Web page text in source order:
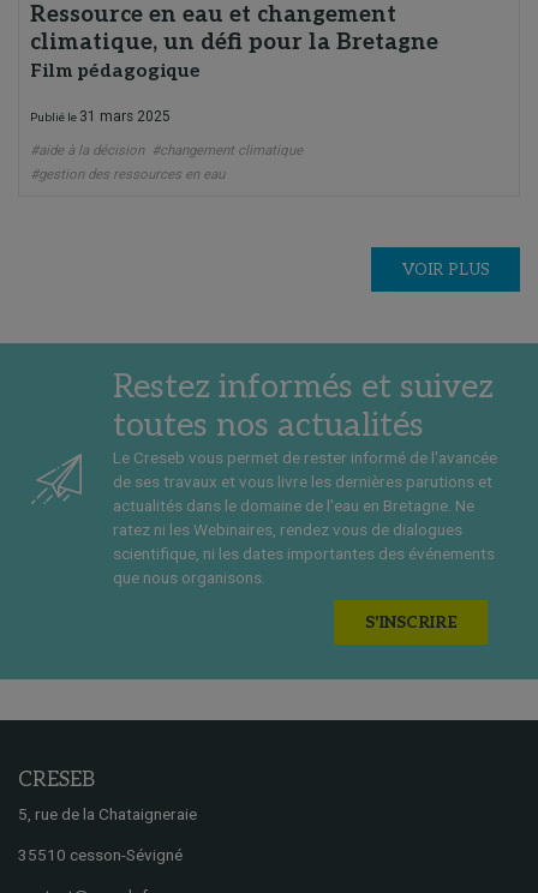
Ressource en eau et changement
climatique, un défi pour la Bretagne
Film pédagogique
Publié le 31 mars 2025
#aide à la décision
#changement climatique
#gestion des ressources en eau
VOIR PLUS
Restez informés et suivez
toutes nos actualités
Le Creseb vous permet de rester informé de l'avancée
de ses travaux et vous livre les dernières parutions et
actualités dans le domaine de l'eau en Bretagne. Ne
ratez ni les Webinaires, rendez vous de dialogues
scientifique, ni les dates importantes des événements
que nous organisons.
S'INSCRIRE
CRESEB
5, rue de la Chataigneraie
35510 cesson-Sévigné